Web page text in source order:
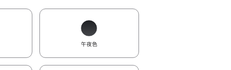
午夜色